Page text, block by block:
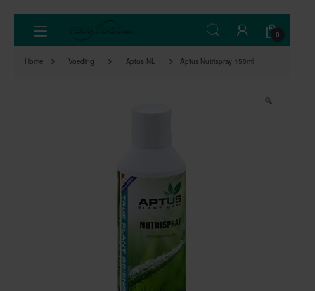
Open 0
Home Voeding Aptus NL Aptus Nutrispray 150ml